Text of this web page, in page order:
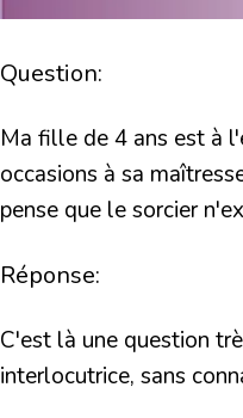
Question:
Ma fille de 4 ans est à
occasions à sa
pense que le sorcier
Réponse:
C'est là une question
interlocutrice, sans